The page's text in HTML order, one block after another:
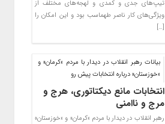
تیپ‌های جدی و کمدی و لهجه‌های مختلف از
ویژگی‌های کار ناصر طهماسب بود و این امکان را
[…]
بیانات رهبر انقلاب در دیدار با مردم «کرمان» و
«خوزستان» درباره انتخابات پیش رو
انتخابات مانع دیکتاتوری، هرج و
مرج و ناامنی
رهبر انقلاب در دیدار با مردم «کرمان» و «خوزستان»